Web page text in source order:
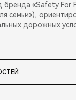
«Safety For
семьи»),
дорожных